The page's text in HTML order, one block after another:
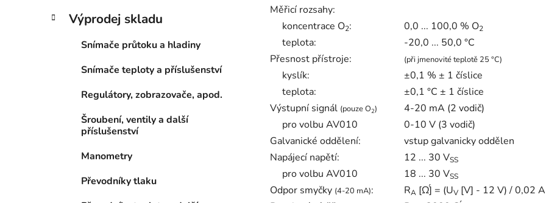
Výprodej skladu
Snímače průtoku a hladiny
Snímače teploty a příslušenství
Regulátory, zobrazovače, apod.
Šroubení, ventily a další
příslušenství
Manometry
Převodníky tlaku
Měřicí rozsahy:
koncentrace O2: 0,0 ... 100,0 % O2
teplota:
-20,0 ... 50,0 °C
Přesnost přístroje:
(při jmenovité teplotě 25 °C)
kyslík:
±0,1 % ± 1 číslice
teplota:
±0,1 °C ± 1 číslice
Výstupní signál (pouze O2)
4-20 mA (2 vodič)
pro volbu AV010
0-10 V (3 vodič)
Galvanické oddělení:
vstup galvanicky oddělen
Napájecí napětí:
12 ... 30 VSS
pro volbu AV010 18 ... 30 VSS
Odpor smyčky (4-20 mA): RA [Ώ] = (UV [V] - 12 V) / 0,02 A